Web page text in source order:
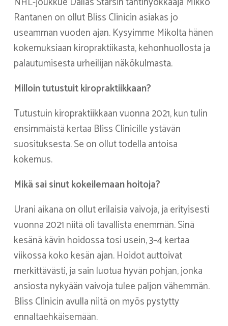
Rantanen on ollut Bliss Clinicin asiakas jo
useamman vuoden ajan. Kysyimme Mikolta hänen
kokemuksiaan kiropraktiikasta, kehonhuollosta ja
palautumisesta urheilijan näkökulmasta.
Milloin tutustuit kiropraktiikkaan?
Tutustuin kiropraktiikkaan vuonna 2021, kun tulin
ensimmäistä kertaa Bliss Clinicille ystävän
suosituksesta. Se on ollut todella antoisa
kokemus.
Mikä sai sinut kokeilemaan hoitoja?
Urani aikana on ollut erilaisia vaivoja, ja erityisesti
vuonna 2021 niitä oli tavallista enemmän. Sinä
kesänä kävin hoidossa tosi usein, 3–4 kertaa
viikossa koko kesän ajan. Hoidot auttoivat
merkittävästi, ja sain luotua hyvän pohjan, jonka
ansiosta nykyään vaivoja tulee paljon vähemmän.
Bliss Clinicin avulla niitä on myös pystytty
ennaltaehkäisemään.